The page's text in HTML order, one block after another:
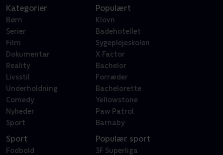
Kategorier
Børn
Serier
Film
Dokumentar
Reality
Livsstil
Underholdning
Comedy
Nyheder
Sport
Populært
Klovn
Badehotellet
Sygeplejeskolen
X Factor
Bachelor
Forræder
Bachelorette
Yellowstone
Paw Patrol
Barnaby
Sport
Fodbold
Populær sport
3F Superliga